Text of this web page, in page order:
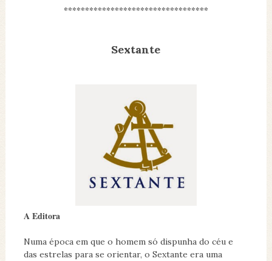
**********************************
Sextante
A Editora
Numa época em que o homem só dispunha do céu e
das estrelas para se orientar, o Sextante era uma